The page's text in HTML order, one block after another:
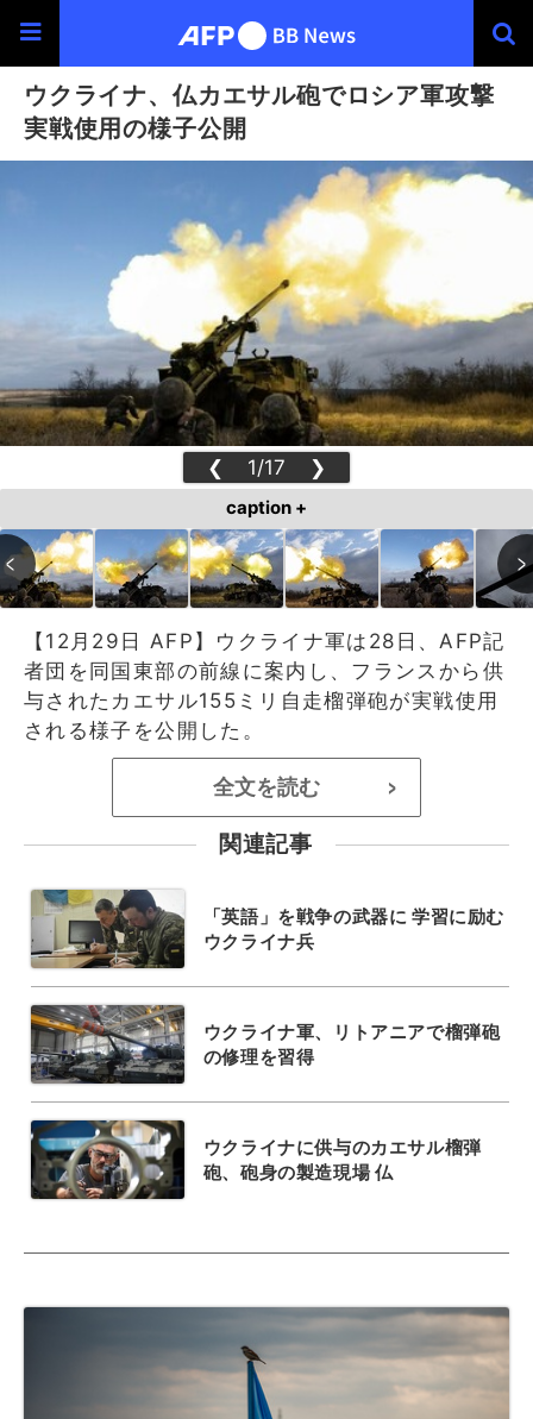
ウクライナ、仏カエサル砲でロシア軍攻撃
実戦使用の様子公開
❮ 1/17 ❯
caption +
【12月29日 AFP】ウクライナ軍は28日、AFP記
者団を同国東部の前線に案内し、フランスから供
与されたカエサル155ミリ自走榴弾砲が実戦使用
される様子を公開した。
全文を読む >
関連記事
「英語」を戦争の武器に 学習に励む
ウクライナ兵
ウクライナ軍、リトアニアで榴弾砲
の修理を習得
ウクライナに供与のカエサル榴弾
砲、砲身の製造現場 仏